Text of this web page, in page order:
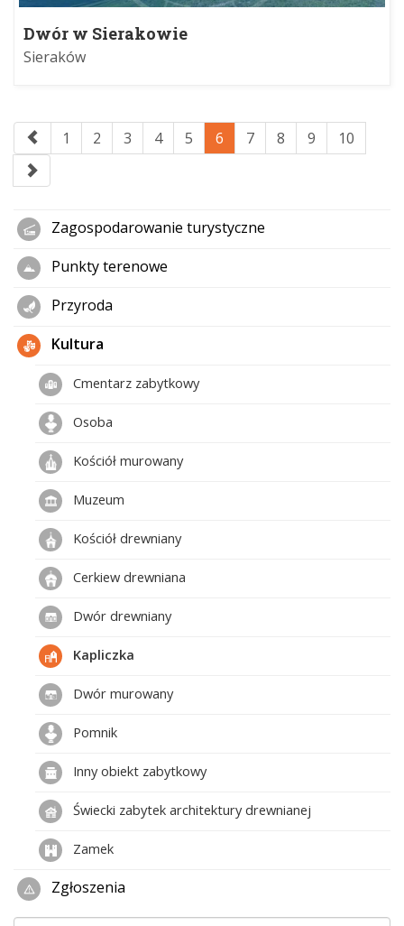
Dwór w Sierakowie
Sieraków
1 2 3 4 5 6 7 8 9 10
Zagospodarowanie turystyczne
Punkty terenowe
Przyroda
Kultura
Cmentarz zabytkowy
Osoba
Kościół murowany
Muzeum
Kościół drewniany
Cerkiew drewniana
Dwór drewniany
Kapliczka
Dwór murowany
Pomnik
Inny obiekt zabytkowy
Świecki zabytek architektury drewnianej
Zamek
Zgłoszenia